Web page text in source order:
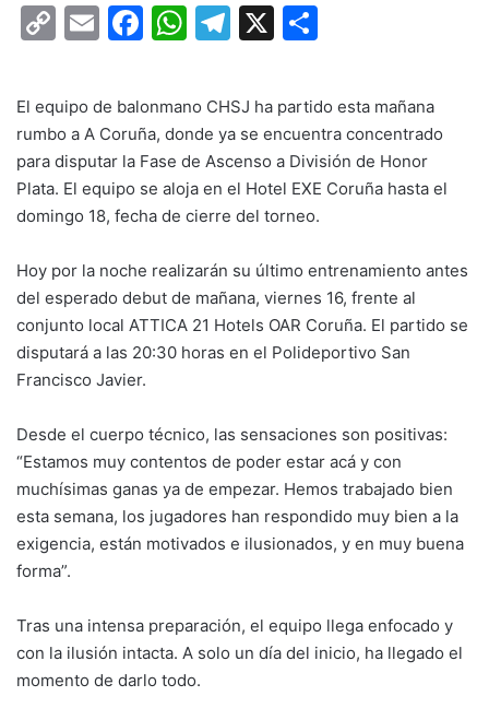
C
p
y
Li
n
k
E
ai
l
F
c
e
b
o
o
k
W
at
s
A
p
p
T
e
gr
a
m
X
m
p
ar
tir
El equipo de balonmano CHSJ ha partido esta mañana
rumbo a A Coruña, donde ya se encuentra concentrado
para disputar la Fase de Ascenso a División de Honor
Plata. El equipo se aloja en el Hotel EXE Coruña hasta el
domingo 18, fecha de cierre del torneo.
Hoy por la noche realizarán su último entrenamiento antes
del esperado debut de mañana, viernes 16, frente al
conjunto local ATTICA 21 Hotels OAR Coruña. El partido se
disputará a las 20:30 horas en el Polideportivo San
Francisco Javier.
Desde el cuerpo técnico, las sensaciones son positivas:
“Estamos muy contentos de poder estar acá y con
muchísimas ganas ya de empezar. Hemos trabajado bien
esta semana, los jugadores han respondido muy bien a la
exigencia, están motivados e ilusionados, y en muy buena
forma”.
Tras una intensa preparación, el equipo llega enfocado y
con la ilusión intacta. A solo un día del inicio, ha llegado el
momento de darlo todo.